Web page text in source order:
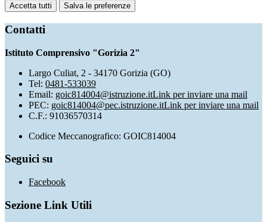
Accetta tutti Salva le preferenze
Contatti
Istituto Comprensivo "Gorizia 2"
Largo Culiat, 2 - 34170 Gorizia (GO)
Tel: 0481-533039
Email: goic814004@istruzione.itLink per inviare una mail
PEC: goic814004@pec.istruzione.itLink per inviare una mail
C.F.: 91036570314
Codice Meccanografico: GOIC814004
Seguici su
Facebook
Sezione Link Utili